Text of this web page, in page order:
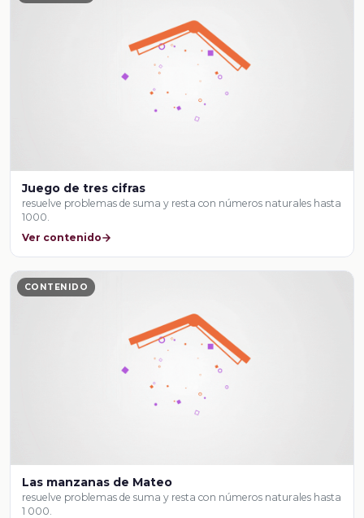
Juego de tres cifras
resuelve problemas de suma y resta con números naturales hasta
1000.
Ver contenido
CONTENIDO
Las manzanas de Mateo
resuelve problemas de suma y resta con números naturales hasta
1 000.